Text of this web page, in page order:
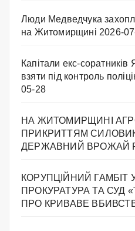
Люди Медведчука
на Житомирщині 2026-
Капітали екс-
взяти під контроль
05-28
НА ЖИТОМИРЩИНІ
ПРИКРИТТЯМ
ДЕРЖАВНИЙ ВРОЖАЙ
КОРУПЦІЙНИЙ ГАМБІТ
ПРОКУРАТУРА ТА СУД
ПРО КРИВАВЕ